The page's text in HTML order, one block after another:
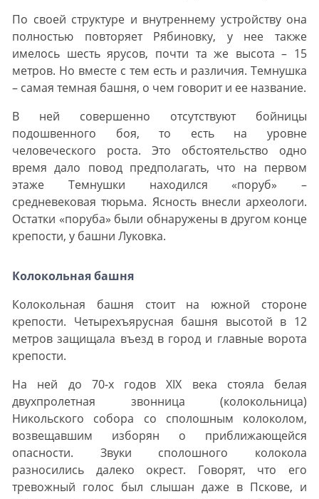
По своей структуре и внутреннему устройству она
полностью повторяет Рябиновку, у нее также
имелось шесть ярусов, почти та же высота – 15
метров. Но вместе с тем есть и различия. Темнушка
– самая темная башня, о чем говорит и ее название.
В ней совершенно отсутствуют бойницы
подошвенного боя, то есть на уровне
человеческого роста. Это обстоятельство одно
время дало повод предполагать, что на первом
этаже Темнушки находился «поруб» –
средневековая тюрьма. Ясность внесли археологи.
Остатки «поруба» были обнаружены в другом конце
крепости, у башни Луковка.
Колокольная башня
Колокольная башня стоит на южной стороне
крепости. Четырехъярусная башня высотой в 12
метров защищала въезд в город и главные ворота
крепости.
На ней до 70-х годов XIX века стояла белая
двухпролетная звонница (колокольница)
Никольского собора со сполошным колоколом,
возвещавшим изборян о приближающейся
опасности. Звуки сполошного колокола
разносились далеко окрест. Говорят, что его
тревожный голос был слышан даже в Пскове, и